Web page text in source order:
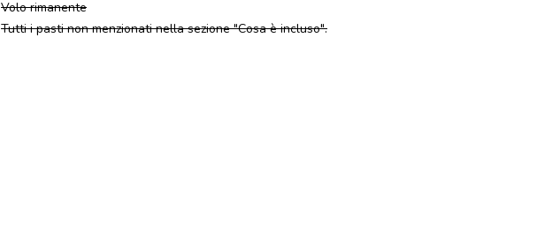
Volo rimanente
Tutti i pasti non menzionati nella sezione "Cosa è incluso".